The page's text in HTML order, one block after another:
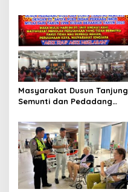
hingga Tingkat Pusat
Masyarakat Dusun Tanjung
Semunti dan Pedadang
Kontrak PT. Satya Nusa